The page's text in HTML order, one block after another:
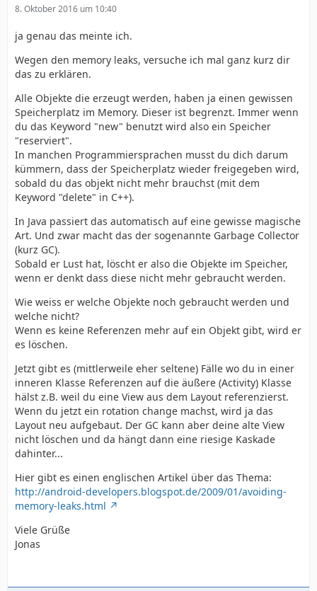
8. Oktober 2016 um 10:40
ja genau das meinte ich.
Wegen den memory leaks, versuche ich mal ganz kurz dir
das zu erklären.
Alle Objekte die erzeugt werden, haben ja einen gewissen
Speicherplatz im Memory. Dieser ist begrenzt. Immer wenn
du das Keyword "new" benutzt wird also ein Speicher
"reserviert".
In manchen Programmiersprachen musst du dich darum
kümmern, dass der Speicherplatz wieder freigegeben wird,
sobald du das objekt nicht mehr brauchst (mit dem
Keyword "delete" in C++).
In Java passiert das automatisch auf eine gewisse magische
Art. Und zwar macht das der sogenannte Garbage Collector
(kurz GC).
Sobald er Lust hat, löscht er also die Objekte im Speicher,
wenn er denkt dass diese nicht mehr gebraucht werden.
Wie weiss er welche Objekte noch gebraucht werden und
welche nicht?
Wenn es keine Referenzen mehr auf ein Objekt gibt, wird er
es löschen.
Jetzt gibt es (mittlerweile eher seltene) Fälle wo du in einer
inneren Klasse Referenzen auf die äußere (Activity) Klasse
hälst z.B. weil du eine View aus dem Layout referenzierst.
Wenn du jetzt ein rotation change machst, wird ja das
Layout neu aufgebaut. Der GC kann aber deine alte View
nicht löschen und da hängt dann eine riesige Kaskade
dahinter...
Hier gibt es einen englischen Artikel über das Thema:
http://android-developers.blogspot.de/2009/01/avoiding-
memory-leaks.html
Viele Grüße
Jonas